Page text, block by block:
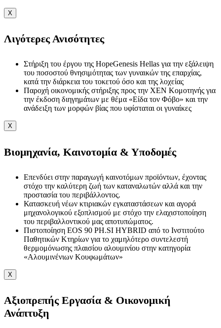
X
Λιγότερες Ανισότητες
Στήριξη του έργου της HopeGenesis Hellas για την εξάλειψη
του ποσοστού θνησιμότητας των γυναικών της επαρχίας,
κατά την διάρκεια του τοκετού όσο και της λοχείας
Παροχή οικονομικής στήριξης προς την ΧΕΝ Κομοτηνής για
την έκδοση διηγημάτων με θέμα «Είδα τον Φόβο» και την
ανάδειξη των μορφών βίας που υφίσταται οι γυναίκες
X
Βιομηχανία, Καινοτομία & Υποδομές
Επενδύει στην παραγωγή καινοτόμων προϊόντων, έχοντας
στόχο την καλύτερη ζωή των καταναλωτών αλλά και την
προστασία του περιβάλλοντος.
Κατασκευή νέων κτιριακών εγκαταστάσεων και αγορά
μηχανολογικού εξοπλισμού με στόχο την ελαχιστοποίηση
του περιβαλλοντικού μας αποτυπώματος.
Πιστοποίηση EOS 90 PH.SI HYBRID από το Ινστιτούτο
Παθητικών Κτηρίων για το χαμηλότερο συντελεστή
θερμομόνωσης πλαισίου αλουμινίου στην κατηγορία
«Αλουμινένιων Κουφωμάτων»
X
Αξιοπρεπής Εργασία & Οικονομική
Ανάπτυξη